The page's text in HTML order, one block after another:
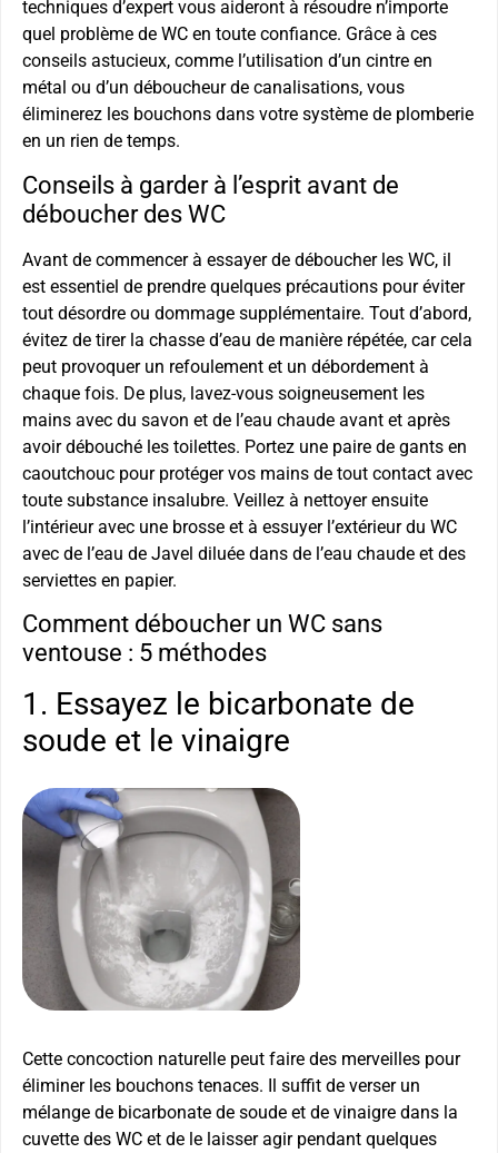
techniques d’expert vous aideront à résoudre n’importe
quel problème de WC en toute confiance. Grâce à ces
conseils astucieux, comme l’utilisation d’un cintre en
métal ou d’un déboucheur de canalisations, vous
éliminerez les bouchons dans votre système de plomberie
en un rien de temps.
Conseils à garder à l’esprit avant de
déboucher des WC
Avant de commencer à essayer de déboucher les WC, il
est essentiel de prendre quelques précautions pour éviter
tout désordre ou dommage supplémentaire. Tout d’abord,
évitez de tirer la chasse d’eau de manière répétée, car cela
peut provoquer un refoulement et un débordement à
chaque fois. De plus, lavez-vous soigneusement les
mains avec du savon et de l’eau chaude avant et après
avoir débouché les toilettes. Portez une paire de gants en
caoutchouc pour protéger vos mains de tout contact avec
toute substance insalubre. Veillez à nettoyer ensuite
l’intérieur avec une brosse et à essuyer l’extérieur du WC
avec de l’eau de Javel diluée dans de l’eau chaude et des
serviettes en papier.
Comment déboucher un WC sans
ventouse : 5 méthodes
1. Essayez le bicarbonate de
soude et le vinaigre
Cette concoction naturelle peut faire des merveilles pour
éliminer les bouchons tenaces. Il suffit de verser un
mélange de bicarbonate de soude et de vinaigre dans la
cuvette des WC et de le laisser agir pendant quelques